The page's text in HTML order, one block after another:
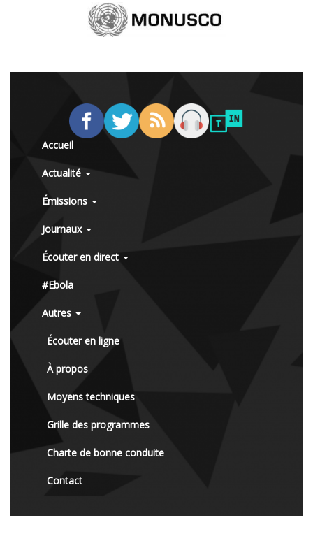
Accueil
Actualité
Émissions
Journaux
Écouter en direct
#Ebola
Autres
Écouter en ligne
À propos
Moyens techniques
Grille des programmes
Charte de bonne conduite
Contact